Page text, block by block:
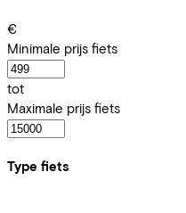
€
Minimale prijs fiets
tot
Maximale prijs fiets
Type fiets